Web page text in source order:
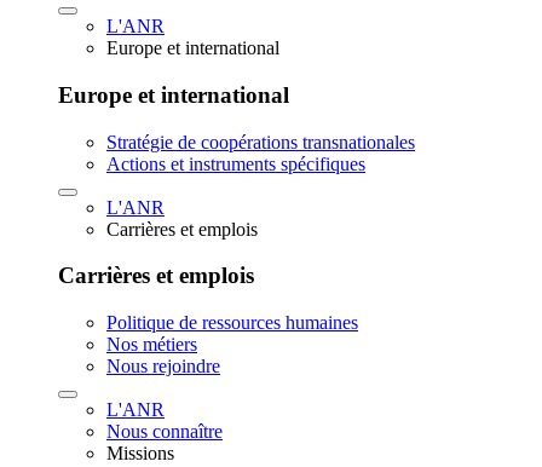
L'ANR
Europe et international
Europe et international
Stratégie de coopérations transnationales
Actions et instruments spécifiques
L'ANR
Carrières et emplois
Carrières et emplois
Politique de ressources humaines
Nos métiers
Nous rejoindre
L'ANR
Nous connaître
Missions